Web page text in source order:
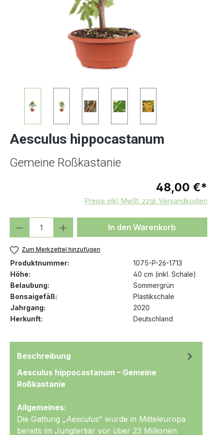
Aesculus hippocastanum
Gemeine Roßkastanie
48,00 €*
Preise inkl. MwSt. zzgl. Versandkosten
Produkt Anzahl: Gib denIn den Warenkorb
Zum Merkzettel hinzufügen
Produktnummer:
1075-P-26-1713
Höhe:
40 cm (inkl. Schale)
Belaubung:
Sommergrün
Bonsaigefäß:
Plastikschale
Jahrgang:
2020
Herkunft:
Deutschland
Beschreibung
Aesculus hippocastanum – Gemeine
Roßkastanie
Allgemeines:
Die Gattung „Aesculus“ wurde in Mitteleuropa
bereits im Jungtertiär vor über 23 Millionen